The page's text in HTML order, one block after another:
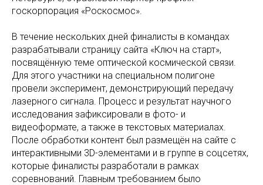
госкорпорация «Роскосмос».
В течение нескольких дней финалисты в командах
разрабатывали страницу сайта «Ключ на старт»,
посвящённую теме оптической космической связи.
Для этого участники на специальном полигоне
провели эксперимент, демонстрирующий передачу
лазерного сигнала. Процесс и результат научного
исследования зафиксировали в фото- и
видеоформате, а также в текстовых материалах.
После обработки контент был размещён на сайте с
интерактивными 3D-элементами и в группе в соцсетях,
которые финалисты разработали в рамках
соревнований. Главным требованием было